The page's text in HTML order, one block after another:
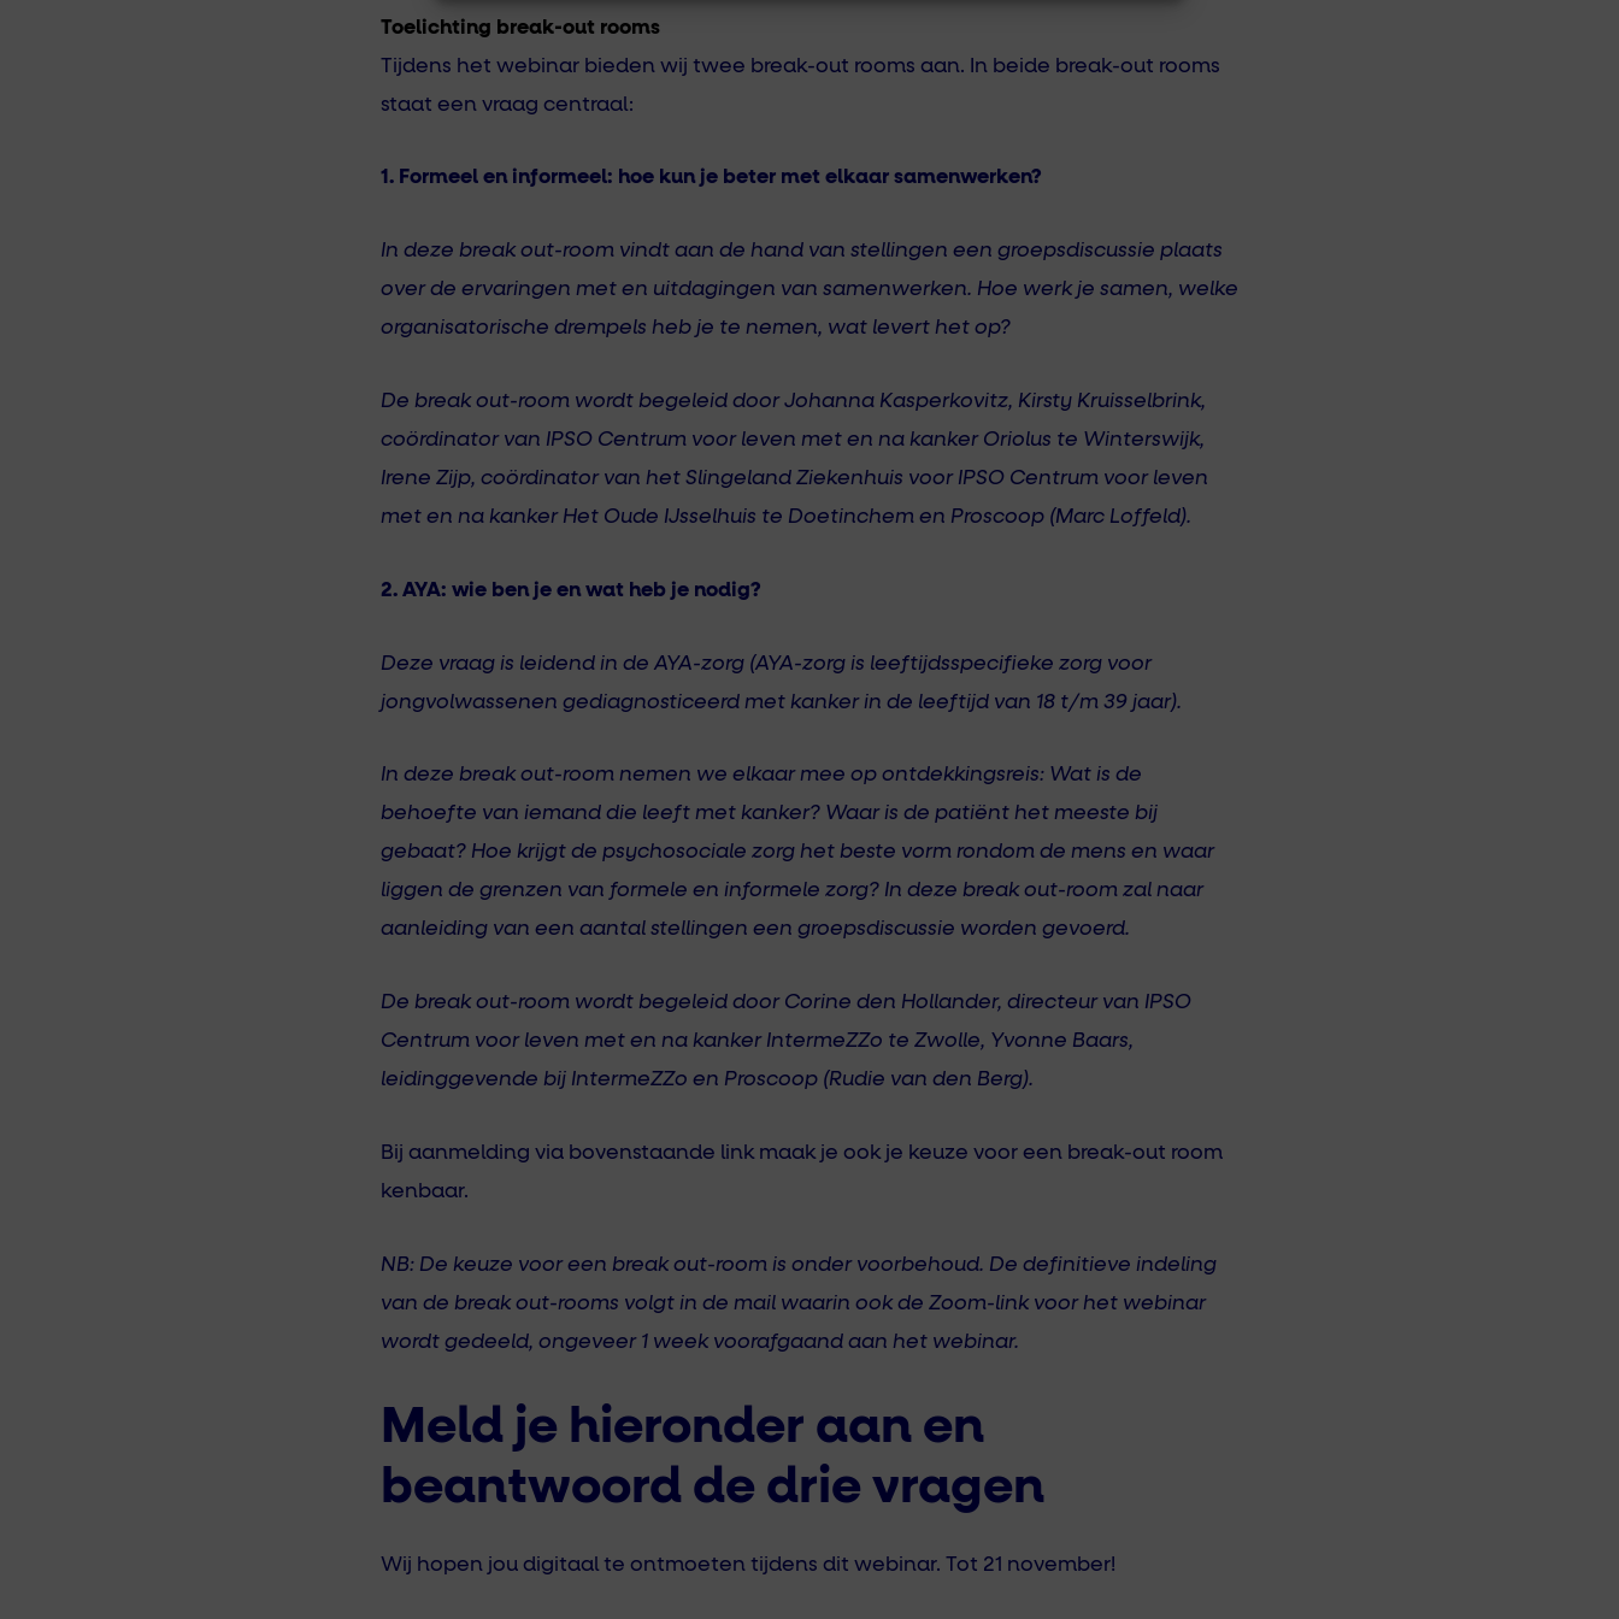
Toelichting break-out rooms
Tijdens het webinar bieden wij twee break-out rooms aan. In beide break-out rooms
staat een vraag centraal:
1. Formeel en informeel: hoe kun je beter met elkaar samenwerken?
In deze break out-room vindt aan de hand van stellingen een groepsdiscussie plaats
over de ervaringen met en uitdagingen van samenwerken. Hoe werk je samen, welke
organisatorische drempels heb je te nemen, wat levert het op?
De break out-room wordt begeleid door Johanna Kasperkovitz, Kirsty Kruisselbrink,
coördinator van IPSO Centrum voor leven met en na kanker Oriolus te Winterswijk,
Irene Zijp, coördinator van het Slingeland Ziekenhuis voor IPSO Centrum voor leven
met en na kanker Het Oude IJsselhuis te Doetinchem en Proscoop (Marc Loffeld).
2. AYA: wie ben je en wat heb je nodig?
Deze vraag is leidend in de AYA-zorg (AYA-zorg is leeftijdsspecifieke zorg voor
jongvolwassenen gediagnosticeerd met kanker in de leeftijd van 18 t/m 39 jaar).
In deze break out-room nemen we elkaar mee op ontdekkingsreis: Wat is de
behoefte van iemand die leeft met kanker? Waar is de patiënt het meeste bij
gebaat? Hoe krijgt de psychosociale zorg het beste vorm rondom de mens en waar
liggen de grenzen van formele en informele zorg? In deze break out-room zal naar
aanleiding van een aantal stellingen een groepsdiscussie worden gevoerd.
De break out-room wordt begeleid door Corine den Hollander, directeur van IPSO
Centrum voor leven met en na kanker IntermeZZo te Zwolle, Yvonne Baars,
leidinggevende bij IntermeZZo en Proscoop (Rudie van den Berg).
Bij aanmelding via bovenstaande link maak je ook je keuze voor een break-out room
kenbaar.
NB: De keuze voor een break out-room is onder voorbehoud. De definitieve indeling
van de break out-rooms volgt in de mail waarin ook de Zoom-link voor het webinar
wordt gedeeld, ongeveer 1 week voorafgaand aan het webinar.
Meld je hieronder aan en
beantwoord de drie vragen
Wij hopen jou digitaal te ontmoeten tijdens dit webinar. Tot 21 november!